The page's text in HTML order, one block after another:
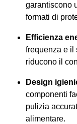
garantiscono
formati di
Efficienza
frequenza e il
riducono il
Design
componenti
pulizia
alimentare.